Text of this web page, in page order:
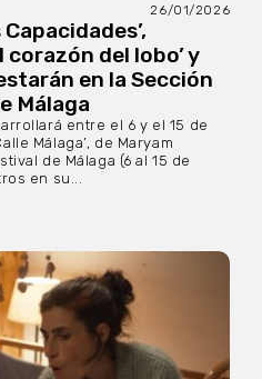
26/01/2026
Capacidades’,
corazón del lobo’ y
en la Sección
Málaga
entre el 6 y el 15 de
Málaga’, de Maryam
de Málaga (6 al 15 de
en su...